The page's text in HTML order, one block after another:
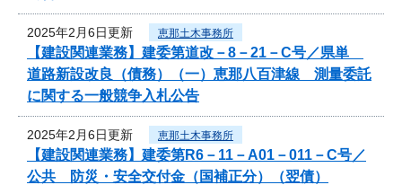
2025年2月6日更新 恵那土木事務所
【建設関連業務】建委第道改－8－21－C号／県単
道路新設改良（債務）（一）恵那八百津線 測量委託
に関する一般競争入札公告
2025年2月6日更新 恵那土木事務所
【建設関連業務】建委第R6－11－A01－011－C号／
公共 防災・安全交付金（国補正分）（翌債）